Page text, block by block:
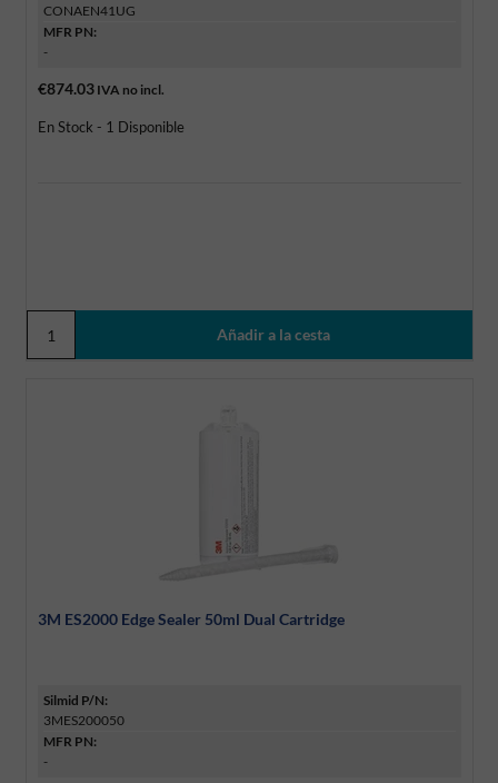
CONAEN41UG
MFR PN:
-
€874.03IVA no incl.
En Stock - 1 Disponible
3M ES2000 Edge Sealer 50ml Dual Cartridge
Silmid P/N:
3MES200050
MFR PN:
-